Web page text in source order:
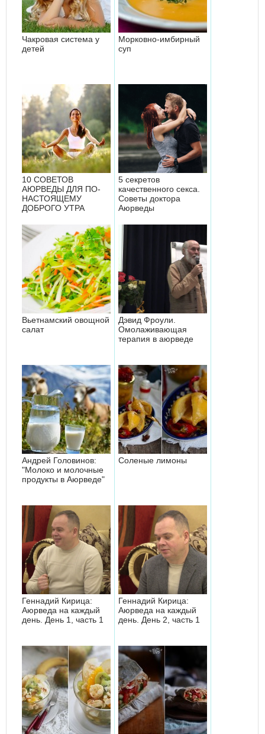
Чакровая система у
детей
Морковно-имбирный
суп
10 СОВЕТОВ
АЮРВЕДЫ ДЛЯ ПО-
НАСТОЯЩЕМУ
ДОБРОГО УТРА
5 секретов
качественного секса.
Советы доктора
Аюрведы
Вьетнамский овощной
салат
Дэвид Фроули.
Омолаживающая
терапия в аюрведе
Андрей Головинов:
"Молоко и молочные
продукты в Аюрведе"
Соленые лимоны
Геннадий Кирица:
Аюрведа на каждый
день. День 1, часть 1
Геннадий Кирица:
Аюрведа на каждый
день. День 2, часть 1